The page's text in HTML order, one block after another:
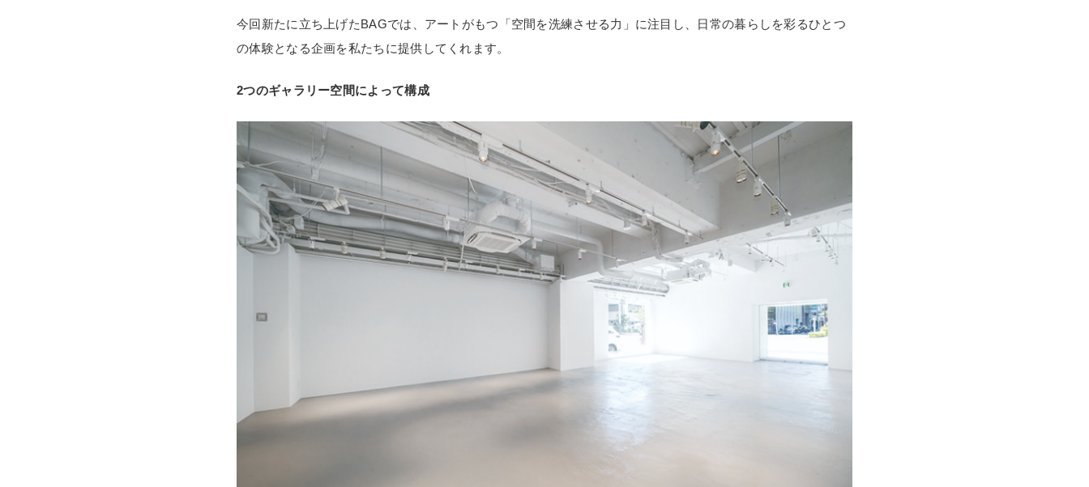
今回新たに立ち上げたBAGでは、アートがもつ「空間を洗練させる力」に注目し、日常の暮らしを彩るひとつ
の体験となる企画を私たちに提供してくれます。
2つのギャラリー空間によって構成